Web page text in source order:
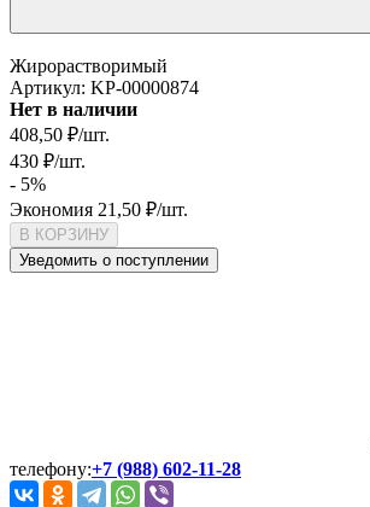
Жирорастворимый
Артикул: KP-00000874
Нет в наличии
408,50 ₽/шт.
430 ₽/шт.
- 5%
Экономия 21,50 ₽/шт.
В КОРЗИНУ
Уведомить о поступлении
телефону:+7 (988) 602-11-28